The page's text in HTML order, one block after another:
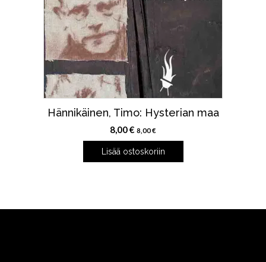
Hännikäinen, Timo: Hysterian maa
8,00€ 8,00€
Lisää ostoskoriin